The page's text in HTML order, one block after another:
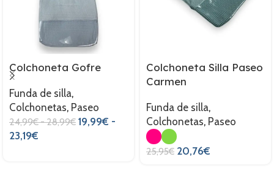
Colchoneta Gofre
Funda de silla,
Colchonetas, Paseo
24,99€-28,99€ 19,99€ -
23,19€
Colchoneta Silla Paseo
Carmen
Funda de silla,
Colchonetas, Paseo
25,95€ 20,76€